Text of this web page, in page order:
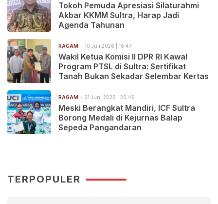
Tokoh Pemuda Apresiasi Silaturahmi
Akbar KKMM Sultra, Harap Jadi
Agenda Tahunan
RAGAM 10 Juli 2026 | 16:47
Wakil Ketua Komisi II DPR RI Kawal
Program PTSL di Sultra: Sertifikat
Tanah Bukan Sekadar Selembar Kertas
RAGAM 21 Juni 2026 | 20:49
Meski Berangkat Mandiri, ICF Sultra
Borong Medali di Kejurnas Balap
Sepeda Pangandaran
TERPOPULER